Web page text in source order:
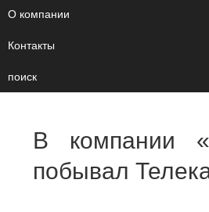
О компании
Контакты
поиск
В компании
побывал